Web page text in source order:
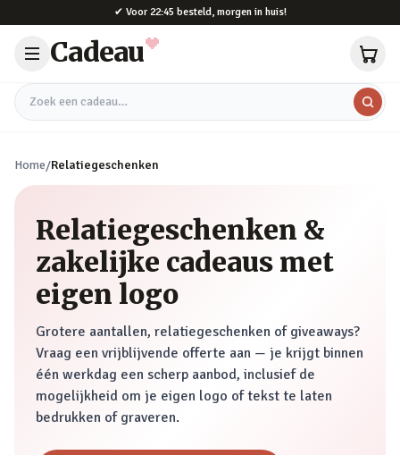
✔ Voor 22:45 besteld, morgen in huis!
Cadeau
Zoek een cadeau
Home/Relatiegeschenken
Relatiegeschenken &
zakelijke cadeaus met
eigen logo
Grotere aantallen, relatiegeschenken of giveaways?
Vraag een vrijblijvende offerte aan — je krijgt binnen
één werkdag een scherp aanbod, inclusief de
mogelijkheid om je eigen logo of tekst te laten
bedrukken of graveren.